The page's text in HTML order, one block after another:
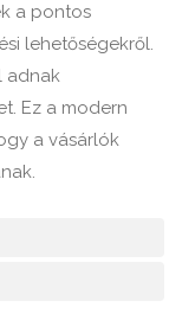
a pontos
lehetőségekről.
adnak
Ez a modern
a vásárlók